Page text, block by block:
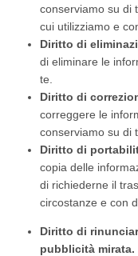
conserviamo su di
cui utilizziamo e
Diritto di
di eliminare le
te.
Diritto di
correggere le
conserviamo su di
Diritto di
copia delle
di richiederne il
circostanze e con
Diritto di
pubblicità mirata.